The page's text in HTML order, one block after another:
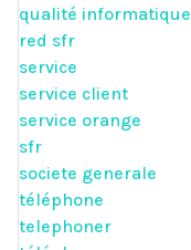
qualité informatique
red sfr
service
service client
service orange
sfr
societe generale
téléphone
telephoner